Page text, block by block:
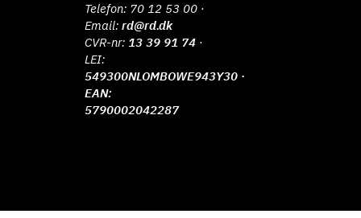
Telefon: 70 12 53 00 ·
Email:rd@rd.dk
CVR-nr: 13 39 91 74 ·
LEI:
549300NLOMBOWE943Y30 ·
EAN:
5790002042287